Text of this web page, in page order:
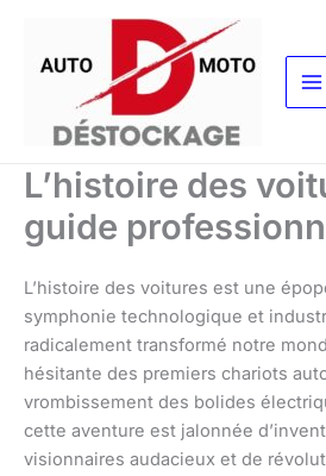
contenu
L’histoire des
guide
L’histoire des voitures est une
symphonie technologique et
radicalement transformé notre
hésitante des premiers chariots
vrombissement des bolides
cette aventure est jalonnée
visionnaires audacieux et de